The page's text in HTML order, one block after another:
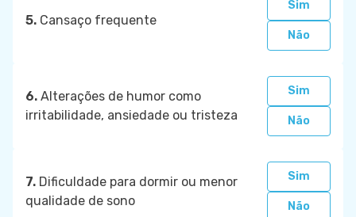
5. Cansaço frequente
Sim
Não
6. Alterações de humor como
irritabilidade, ansiedade ou tristeza
Sim
Não
7. Dificuldade para dormir ou menor
qualidade de sono
Sim
Não